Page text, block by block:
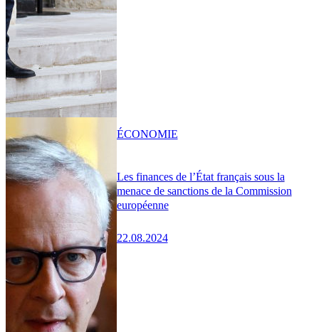
Les finances de l’État français sous la
menace de sanctions de la Commission
européenne
22.08.2024
ÉCONOMIE